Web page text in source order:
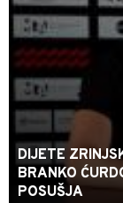
DIJETE
BRANKO
POSUŠJA